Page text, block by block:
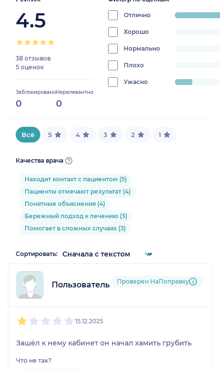
4.5
38 отзывов
5 оценок
Заблокировано
0
Нерелевантно
0
Отлично
progress:
Хорошо
0%
Нормально
0%
Плохо
progress:
Ужасно
11.627906976744185%
Всё 5 4 3 2 1
Качества врача
Находит контакт с пациентом (5)
Пациенты отмечают результат (4)
Понятные объяснения (4)
Бережный подход к лечению (3)
Помогает в сложных случаях (3)
Сортировать:
Пользователь НаПоправку
Проверен НаПоправку
15.12.2025
Зашёл к нему кабинет он начал хамить грубить
Что не так?